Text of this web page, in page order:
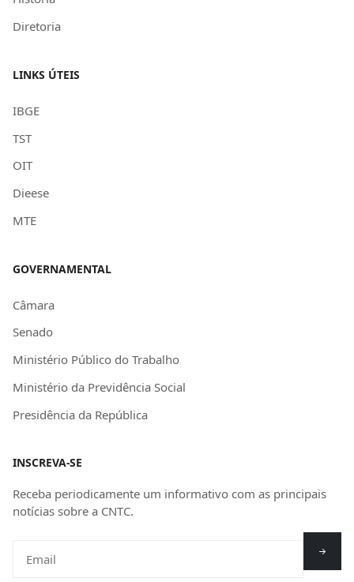
Diretoria
LINKS ÚTEIS
IBGE
TST
OIT
Dieese
MTE
GOVERNAMENTAL
Câmara
Senado
Ministério Público do Trabalho
Ministério da Previdência Social
Presidência da República
INSCREVA-SE
Receba periodicamente um informativo com as principais
notícias sobre a CNTC.